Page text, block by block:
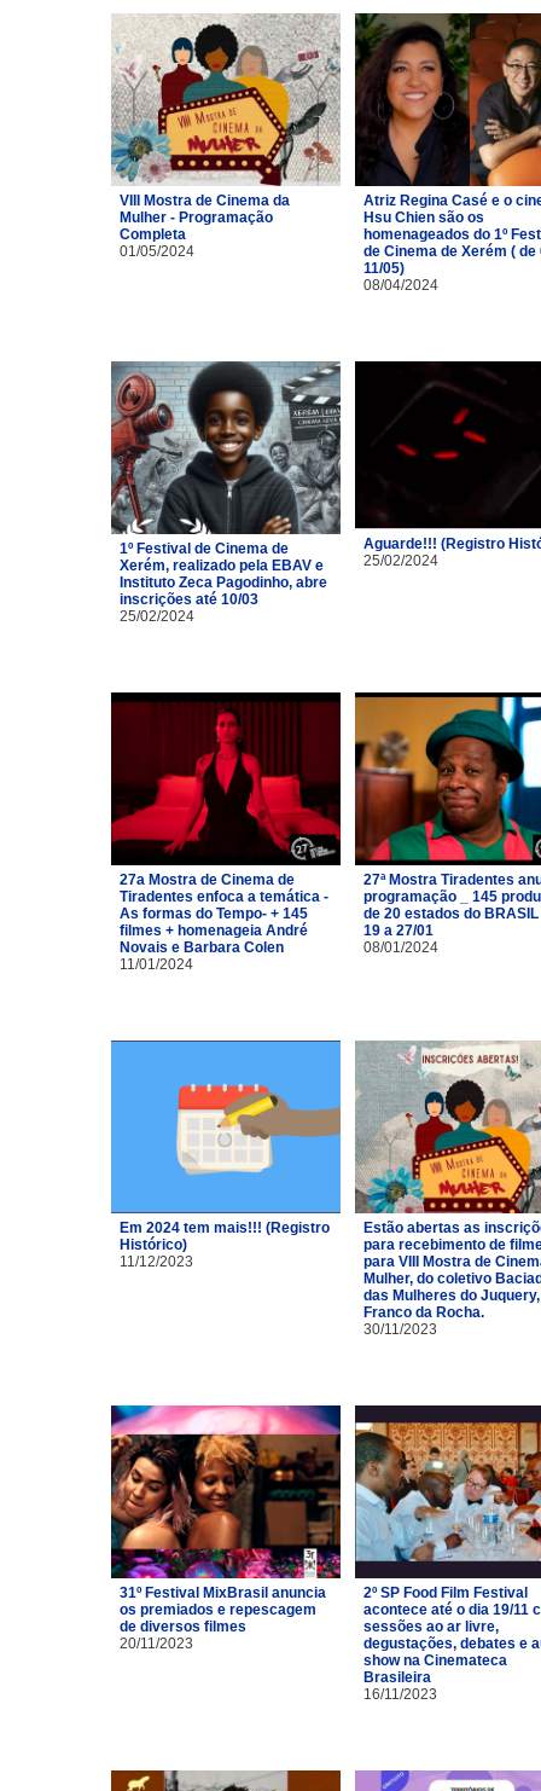
VIII Mostra de Cinema da
Mulher - Programação
Completa
01/05/2024
Atriz Regina Casé e o
Hsu Chien são os
homenageados do 1º
de Cinema de Xerém ( de
11/05)
08/04/2024
1º Festival de Cinema de
Xerém, realizado pela EBAV e
Instituto Zeca Pagodinho, abre
inscrições até 10/03
25/02/2024
Aguarde!!! (Registro
25/02/2024
27a Mostra de Cinema de
Tiradentes enfoca a temática -
As formas do Tempo- + 145
filmes + homenageia André
Novais e Barbara Colen
11/01/2024
27ª Mostra Tiradentes
programação _ 145
de 20 estados do BRASIL
19 a 27/01
08/01/2024
Em 2024 tem mais!!! (Registro
Histórico)
11/12/2023
Estão abertas as
para recebimento de
para VIII Mostra de
Mulher, do coletivo
das Mulheres do
Franco da Rocha.
30/11/2023
31º Festival MixBrasil anuncia
os premiados e repescagem
de diversos filmes
20/11/2023
2º SP Food Film Festival
acontece até o dia 19/11
sessões ao ar livre,
degustações, debates e
show na Cinemateca
Brasileira
16/11/2023